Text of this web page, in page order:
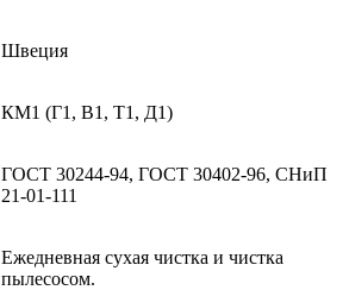
Швеция
КМ1 (Г1, В1, Т1, Д1)
ГОСТ 30244-94, ГОСТ 30402-96, СНиП
21-01-111
Ежедневная сухая чистка и чистка
пылесосом.